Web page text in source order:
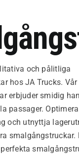
och pålitliga
hos JA Trucks. Vår
erbjuder smidig
passager.
och utnyttja
smalgångstruckar.